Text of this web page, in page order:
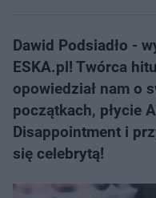
Dawid Podsiadło -
ESKA.pl! Twórca
opowiedział nam o
początkach, płycie
Disappointment i
się celebrytą!